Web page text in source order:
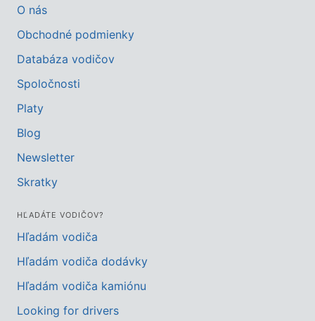
O nás
Obchodné podmienky
Databáza vodičov
Spoločnosti
Platy
Blog
Newsletter
Skratky
HĽADÁTE VODIČOV?
Hľadám vodiča
Hľadám vodiča dodávky
Hľadám vodiča kamiónu
Looking for drivers